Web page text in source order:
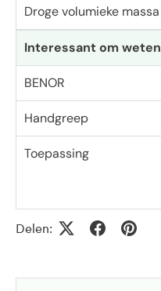
Droge volumieke massa
Interessant om weten
BENOR
Handgreep
Toepassing
Delen: